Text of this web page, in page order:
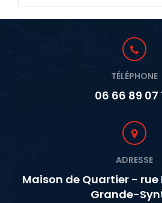
TÉLÉPHONE
06 66 89 07
ADRESSE
Maison de Quartier -
Grande-